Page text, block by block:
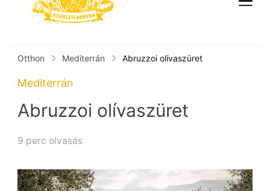
Otthon Mediterrán Abruzzoi olívaszüret
Mediterrán
Abruzzoi olívaszüret
9 perc olvasás